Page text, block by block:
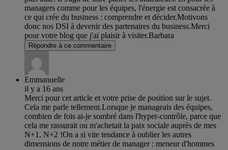
managers comme pour les équipes, l'énergie est consacrée à
ce qui crée du business : comprendre et décider.Motivons
donc nos DSI à devenir des partenaires du business.Merci
pour votre blog que j'ai plaisir à visiter.Barbara
Répondre à ce commentaire
Emmanuelle
il y a 16 ans
Merci pour cet article et votre prise de position sur le sujet.
Cela me parle tellement.Lorsque je manageais des équipes,
combien de fois ai-je sombré dans l'hyper-contrôle, parce que
cela me rassurait ou m'achetait la paix sociale auprès de mes
N+1, N+2 !On a si vite tendance à oublier les autres
dimensions de notre métier de manager : meneur d'hommes